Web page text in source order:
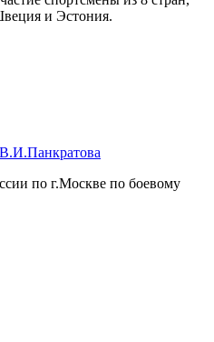
и Эстония.
по г.Москве по боевому